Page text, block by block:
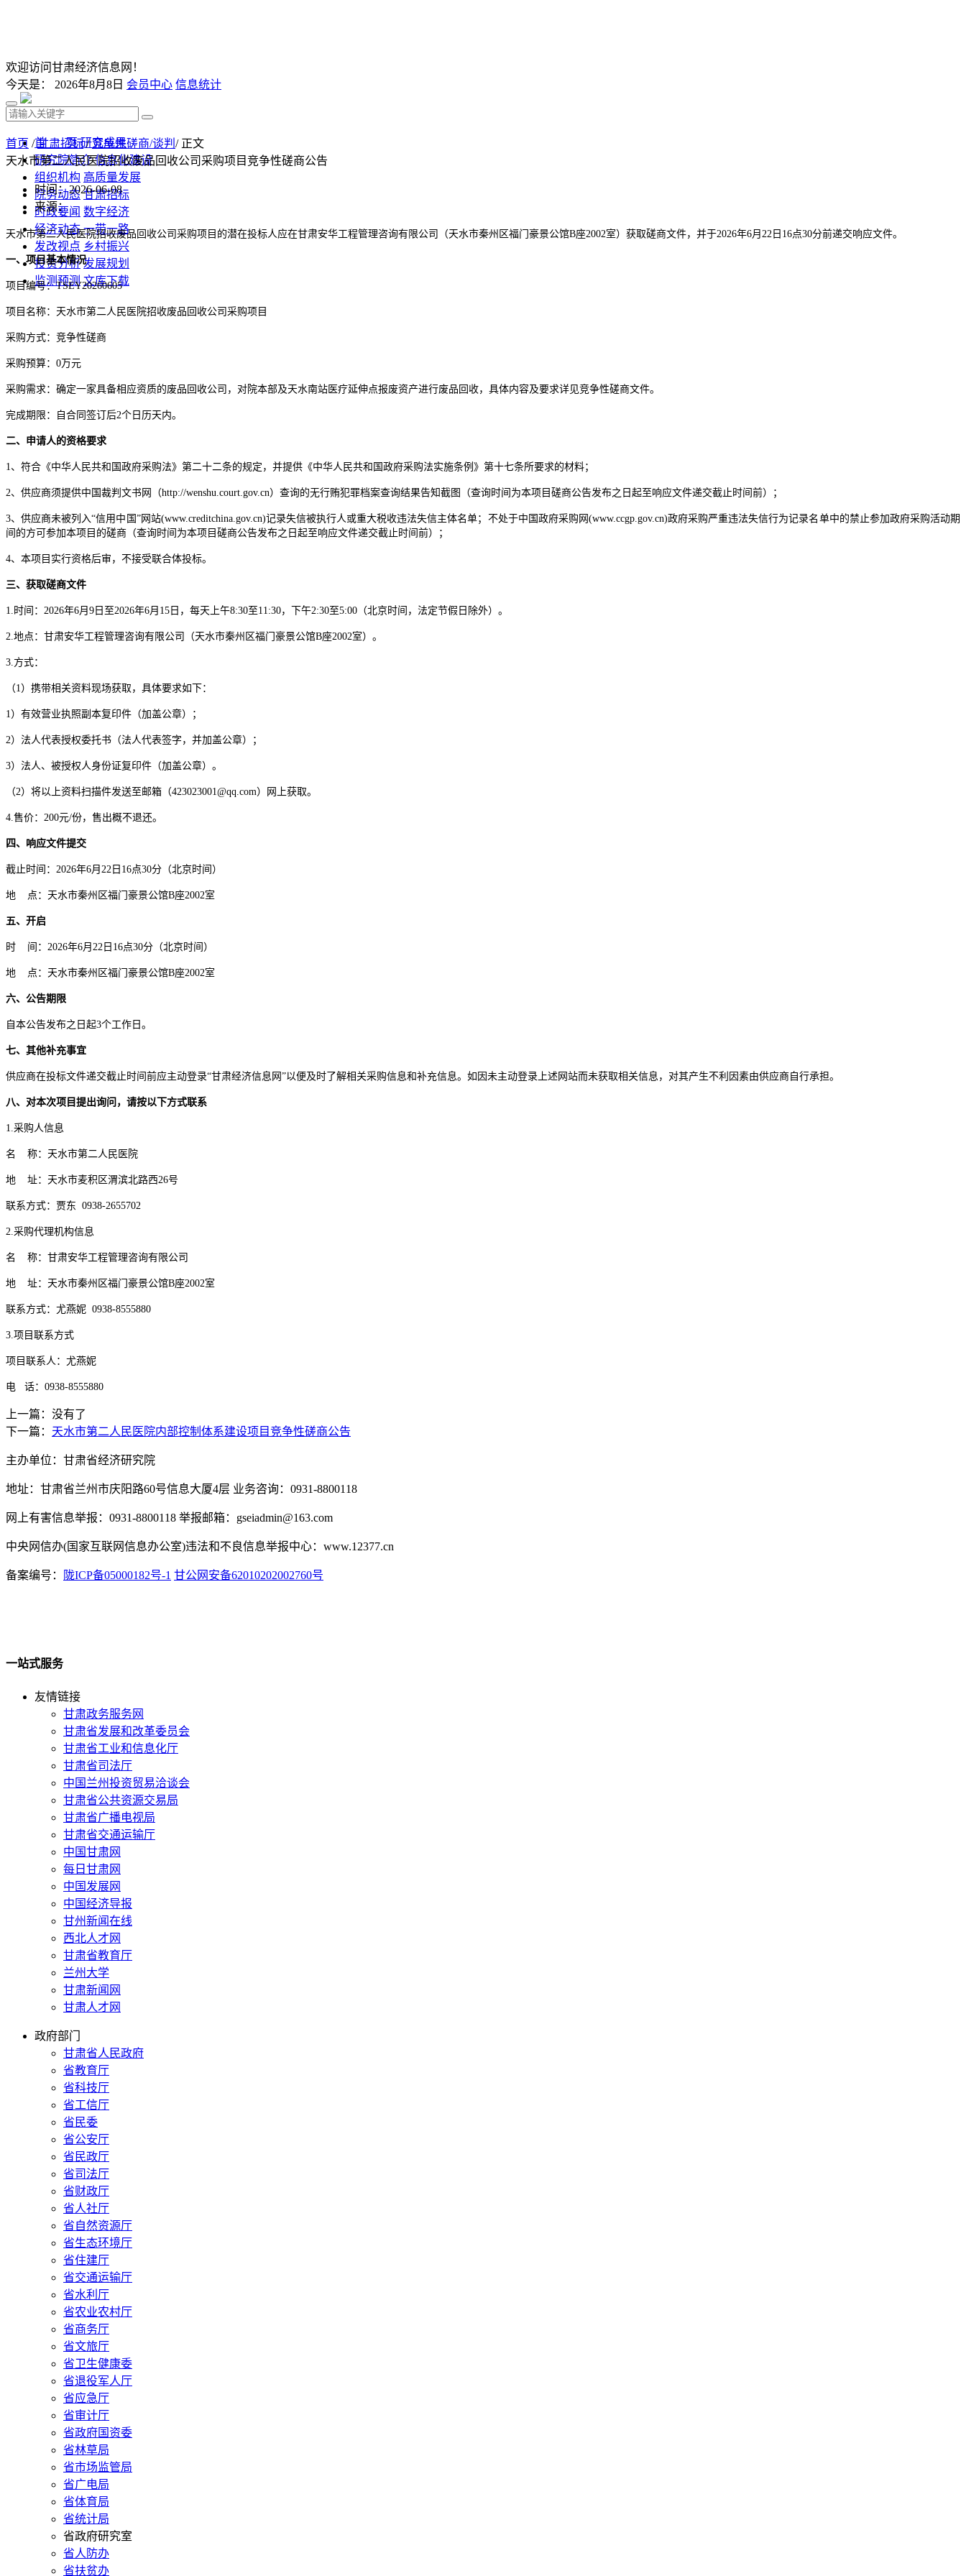
欢迎访问甘肃经济信息网！
今天是： 2026年8月8日 会员中心 信息统计
首 页 研究成果
研究院简介 信息化建设
组织机构 高质量发展
院务动态 甘肃招标
时政要闻 数字经济
经济动态 一带一路
发改视点 乡村振兴
投资分析 发展规划
监测预测 文库下载
首页 /甘肃招标/竞争性磋商/谈判 / 正文
天水市第二人民医院招收废品回收公司采购项目竞争性磋商公告
时间：2026-06-08
来源：
天水市第二人民医院招收废品回收公司采购项目 的潜在投标人应在甘肃安华工程管理咨询有限公司（天水市秦州区福门豪景公馆B座2002室）获取磋商文件，并于2026年6月 22 日 16点30分前递交响应文件。
一、项目基本情况
项目编号：TSEY20260605
项目名称： 天水市第二人民医院招收废品回收公司采购项目
采购方式：竞争性磋商
采购预算： 0万元
采购需求：确定一家具备相应资质的废品回收公司，对院本部及天水南站医疗延伸点报废资产进行废品回收，具体内容及要求详见竞争性磋商文件。
完成期限： 自合同签订后2个日历天内。
二、申请人的资格要求
1、符合《中华人民共和国政府采购法》第二十二条的规定，并提供《中华人民共和国政府采购法实施条例》第十七条所要求的材料；
2、供应商须提供中国裁判文书网（http://wenshu.court.gov.cn）查询的无行贿犯罪档案查询结果告知截图（查询时间为本项目磋商公告发布之日起至响应文件递交截止时间前） ；
3、供应商未被列入“信用中国”网站(www.creditchina.gov.cn)记录失信被执行人或重大税收违法失信主体名单；不处于中国政府采购网(www.ccgp.gov.cn)政府采购严重违法失信行为记录名单中的禁止参加政府采购活动期
间的方可参加本项目的磋商（查询时间为本项目磋商公告发布之日起至响应文件递交截止时间前） ；
4、本项目实行资格后审，不接受联合体投标。
三、获取磋商文件
1.时间：2026年6月 9 日至2026年6月 15 日，每天上午8:30至11:30，下午2:30至5:00（北京时间，法定节假日除外）。
2.地点：甘肃安华工程管理咨询有限公司（天水市秦州区福门豪景公馆B座2002室）。
3.方式：
（1）携带相关资料现场获取，具体要求如下：
1）有效营业执照副本复印件（加盖公章）；
2）法人代表授权委托书（法人代表签字，并加盖公章）；
3）法人、被授权人身份证复印件（加盖公章）。
（2）将以上资料扫描件发送至邮箱（423023001@qq.com）网上获取。
4.售价： 200元/份，售出概不退还。
四、响应文件提交
截止时间： 2026年6月 22 日 16点30分（北京时间）
地 点：天水市秦州区福门豪景公馆B座2002室
五、开启
时 间： 2026年6月 22 日 16点30分（北京时间）
地 点：天水市秦州区福门豪景公馆B座2002室
六、公告期限
自本公告发布之日起3个工作日。
七、其他补充事宜
供应商在投标文件递交截止时间前应主动登录“甘肃经济信息网”以便及时了解相关采购信息和补充信息。如因未主动登录上述网站而未获取相关信息，对其产生不利因素由供应商自行承担。
八、对本次项目提出询问，请按以下方式联系
1.采购人信息
名 称： 天水市第二人民医院
地 址： 天水市麦积区渭滨北路西26号
联系方式： 贾东 0938-2655702
2.采购代理机构信息
名 称：甘肃安华工程管理咨询有限公司
地 址：天水市秦州区福门豪景公馆B座2002室
联系方式： 尤燕妮 0938-8555880
3.项目联系方式
项目联系人： 尤燕妮
电 话： 0938-8555880
上一篇：没有了
下一篇： 天水市第二人民医院内部控制体系建设项目竞争性磋商公告
主办单位：甘肃省经济研究院
地址：甘肃省兰州市庆阳路60号信息大厦4层 业务咨询：0931-8800118
网上有害信息举报：0931-8800118 举报邮箱：gseiadmin@163.com
中央网信办(国家互联网信息办公室)违法和不良信息举报中心：www.12377.cn
备案编号： 陇ICP备05000182号-1 甘公网安备62010202002760号
一站式服务
友情链接
甘肃政务服务网
甘肃省发展和改革委员会
甘肃省工业和信息化厅
甘肃省司法厅
中国兰州投资贸易洽谈会
甘肃省公共资源交易局
甘肃省广播电视局
甘肃省交通运输厅
中国甘肃网
每日甘肃网
中国发展网
中国经济导报
甘州新闻在线
西北人才网
甘肃省教育厅
兰州大学
甘肃新闻网
甘肃人才网
政府部门
甘肃省人民政府
省教育厅
省科技厅
省工信厅
省民委
省公安厅
省民政厅
省司法厅
省财政厅
省人社厅
省自然资源厅
省生态环境厅
省住建厅
省交通运输厅
省水利厅
省农业农村厅
省商务厅
省文旅厅
省卫生健康委
省退役军人厅
省应急厅
省审计厅
省政府国资委
省林草局
省市场监管局
省广电局
省体育局
省统计局
省政府研究室
省人防办
省扶贫办